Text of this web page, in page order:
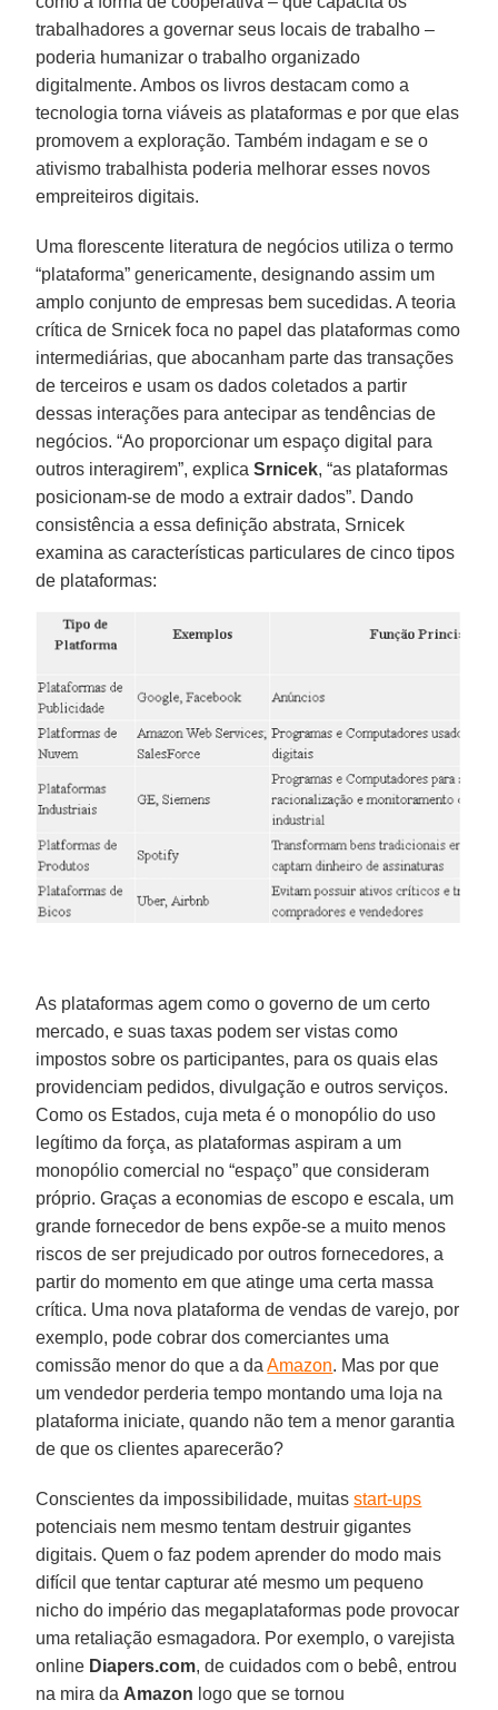
trabalhadores a governar seus locais de trabalho –
poderia humanizar o trabalho organizado
digitalmente. Ambos os livros destacam como a
tecnologia torna viáveis as plataformas e por que elas
promovem a exploração. Também indagam e se o
ativismo trabalhista poderia melhorar esses novos
empreiteiros digitais.
Uma florescente literatura de negócios utiliza o termo
“plataforma” genericamente, designando assim um
amplo conjunto de empresas bem sucedidas. A teoria
crítica de Srnicek foca no papel das plataformas como
intermediárias, que abocanham parte das transações
de terceiros e usam os dados coletados a partir
dessas interações para antecipar as tendências de
negócios. “Ao proporcionar um espaço digital para
outros interagirem”, explicaSrnicek, “as plataformas
posicionam-se de modo a extrair dados”. Dando
consistência a essa definição abstrata, Srnicek
examina as características particulares de cinco tipos
de plataformas:
As plataformas agem como o governo de um certo
mercado, e suas taxas podem ser vistas como
impostos sobre os participantes, para os quais elas
providenciam pedidos, divulgação e outros serviços.
Como os Estados, cuja meta é o monopólio do uso
legítimo da força, as plataformas aspiram a um
monopólio comercial no “espaço” que consideram
próprio. Graças a economias de escopo e escala, um
grande fornecedor de bens expõe-se a muito menos
riscos de ser prejudicado por outros fornecedores, a
partir do momento em que atinge uma certa massa
crítica. Uma nova plataforma de vendas de varejo, por
exemplo, pode cobrar dos comerciantes uma
comissão menor do que a daAmazon. Mas por que
um vendedor perderia tempo montando uma loja na
plataforma iniciate, quando não tem a menor garantia
de que os clientes aparecerão?
Conscientes da impossibilidade, muitasstart-ups
potenciais nem mesmo tentam destruir gigantes
digitais. Quem o faz podem aprender do modo mais
difícil que tentar capturar até mesmo um pequeno
nicho do império das megaplataformas pode provocar
uma retaliação esmagadora. Por exemplo, o varejista
online Diapers.com, de cuidados com o bebê, entrou
na mira da Amazon logo que se tornou